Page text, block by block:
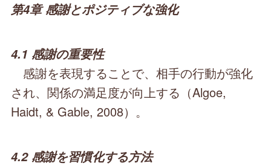
第4章 感謝とポジティブな強化
4.1 感謝の重要性
感謝を表現することで、相手の行動が強化
され、関係の満足度が向上する（Algoe,
Haidt, & Gable, 2008）。
4.2 感謝を習慣化する方法